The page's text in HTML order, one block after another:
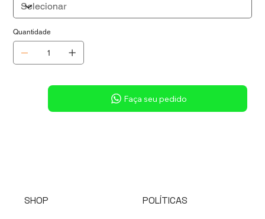
Quantidade
Sob consulta
Faça seu pedido
SHOP POLÍTICAS